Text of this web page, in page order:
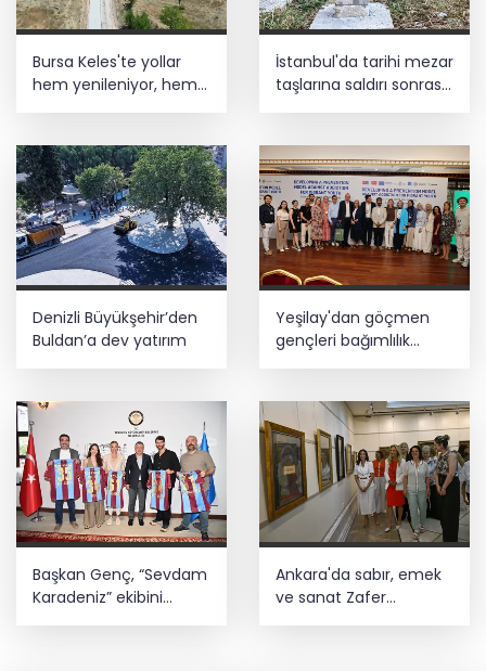
Bursa Keles'te yollar
hem yenileniyor, hem
İstanbul'da tarihi mezar
taşlarına saldırı sonrası
Denizli Büyükşehir’den
Buldan’a dev yatırım
Yeşilay'dan göçmen
gençleri bağımlılık
risklerinden koruyacak
Başkan Genç, “Sevdam
Karadeniz” ekibini
Ankara'da sabır, emek
ve sanat Zafer